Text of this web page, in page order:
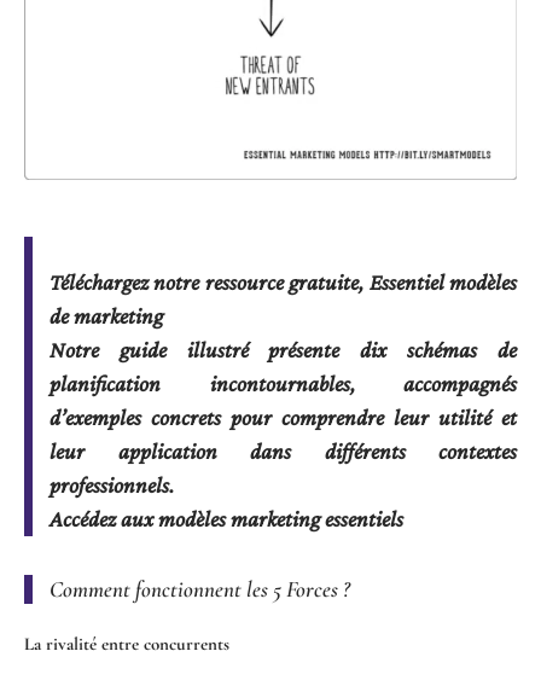
Téléchargez notre ressource gratuite, Essentiel modèles
de marketing
Notre guide illustré présente dix schémas de
planification incontournables, accompagnés
d’exemples concrets pour comprendre leur utilité et
leur application dans différents contextes
professionnels.
Accédez aux modèles marketing essentiels
Comment fonctionnent les 5 Forces ?
La rivalité entre concurrents